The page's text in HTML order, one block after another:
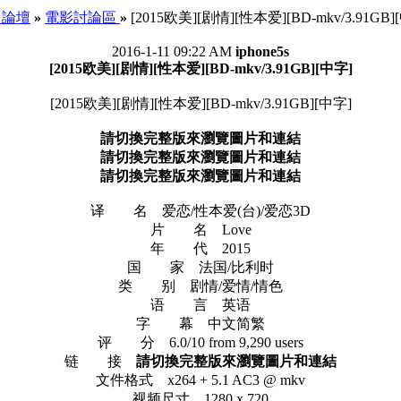
論壇 » 電影討論區 » [2015欧美][剧情][性本爱][BD-mkv/
2016-1-11 09:22 AM iphone5s
[2015欧美][剧情][性本爱][BD-mkv/3.91GB][中字]
[2015欧美][剧情][性本爱][BD-mkv/3.91GB][中字]
請切換完整版來瀏覽圖片和連結
請切換完整版來瀏覽圖片和連結
請切換完整版來瀏覽圖片和連結
译 名 爱恋/性本爱(台)/爱恋3D
片 名 Love
年 代 2015
国 家 法国/比利时
类 别 剧情/爱情/情色
语 言 英语
字 幕 中文简繁
评 分 6.0/10 from 9,290 users
链 接 請切換完整版來瀏覽圖片和連結
文件格式 x264 + 5.1 AC3 @ mkv